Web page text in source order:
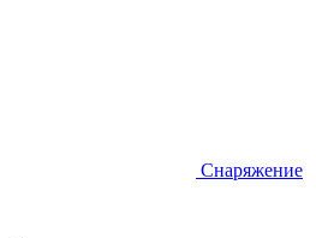
Снаряжение